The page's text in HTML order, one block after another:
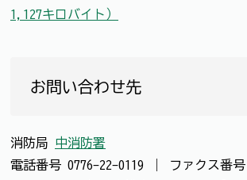
1,127キロバイト）
お問い合わせ先
消防局 中消防署
電話番号 0776-22-0119 ファクス番号